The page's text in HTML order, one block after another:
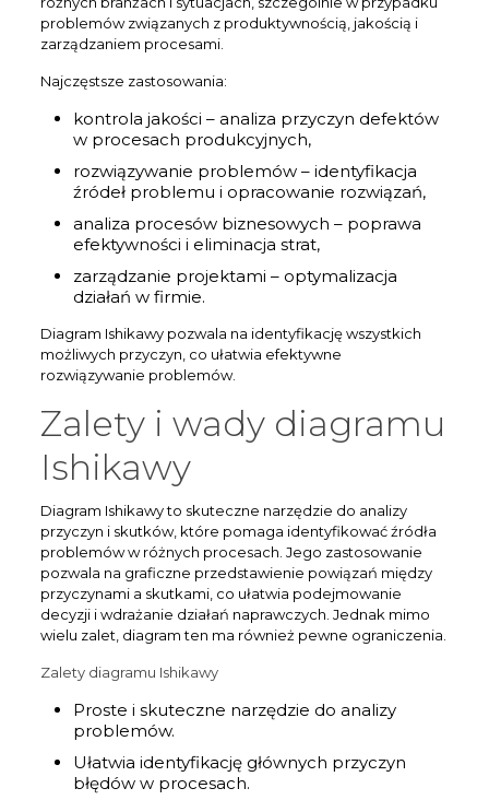
problemów związanych z produktywnością, jakością i
zarządzaniem procesami.
Najczęstsze zastosowania:
kontrola jakości – analiza przyczyn defektów
w procesach produkcyjnych,
rozwiązywanie problemów – identyfikacja
źródeł problemu i opracowanie rozwiązań,
analiza procesów biznesowych – poprawa
efektywności i eliminacja strat,
zarządzanie projektami – optymalizacja
działań w firmie.
Diagram Ishikawy pozwala na identyfikację wszystkich
możliwych przyczyn, co ułatwia efektywne
rozwiązywanie problemów.
Zalety i wady diagramu
Ishikawy
Diagram Ishikawy to skuteczne narzędzie do analizy
przyczyn i skutków, które pomaga identyfikować źródła
problemów w różnych procesach. Jego zastosowanie
pozwala na graficzne przedstawienie powiązań między
przyczynami a skutkami, co ułatwia podejmowanie
decyzji i wdrażanie działań naprawczych. Jednak mimo
wielu zalet, diagram ten ma również pewne ograniczenia.
Zalety diagramu Ishikawy
Proste i skuteczne narzędzie do analizy
problemów.
Ułatwia identyfikację głównych przyczyn
błędów w procesach.